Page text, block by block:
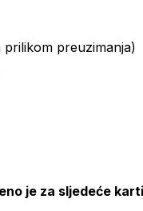
preuzimanja)
je za sljedeće